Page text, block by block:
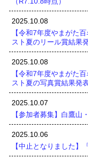
2025.10.08
【令和7年度やまがた
スト夏のリール賞結果発
2025.10.08
【令和7年度やまがた
スト夏の写真賞結果発表
2025.10.07
【参加者募集】白鷹山
2025.10.06
【中止となりました】